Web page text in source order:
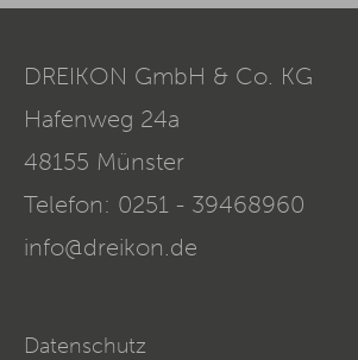
DREIKON GmbH & Co. KG
Hafenweg 24a
48155 Münster
Telefon: 0251 - 39468960
info@dreikon.de
Datenschutz